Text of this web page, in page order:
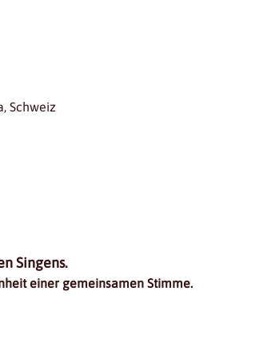
Schweiz
Singens.
einer gemeinsamen Stimme.